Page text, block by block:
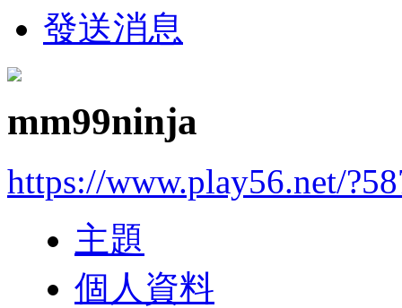
發送消息
mm99ninja
https://www.play56.net/
主題
個人資料